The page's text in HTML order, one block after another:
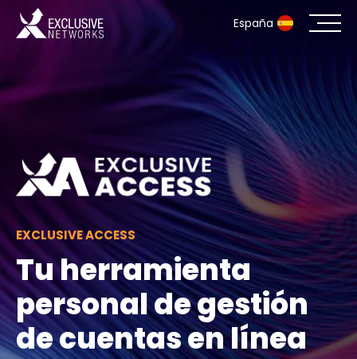
España
Ciberseguridad
Recursos
Empresa
Portal de socios
Acceso exclusivo
EXCLUSIVE ACCESS
Tu herramienta
personal de gestión
de cuentas en línea